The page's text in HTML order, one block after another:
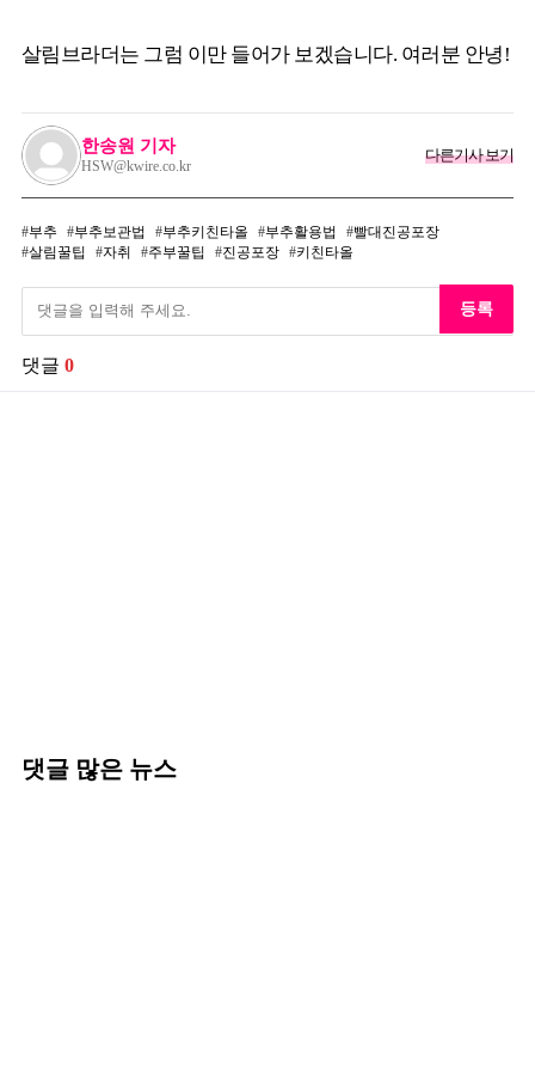
살림브라더는 그럼 이만 들어가 보겠습니다. 여러분 안녕!
한송원 기자
HSW@kwire.co.kr
다른기사 보기
부추 부추보관법 부추키친타올 부추활용법
빨대진공포장
살림꿀팁
자취 주부꿀팁 진공포장 키친타올
등록
댓글 0
댓글 많은 뉴스